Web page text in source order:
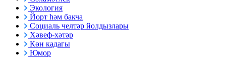
Экология
Йорт һәм бакча
Социаль челтәр йолдызлары
Хәвеф-хәтәр
Көн кадагы
Юмор